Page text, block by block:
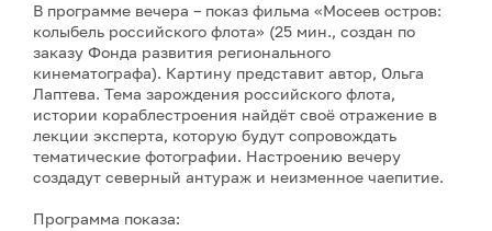
В программе вечера – показ фильма «Мосеев остров:
колыбель российского флота» (25 мин., создан по
заказу Фонда развития регионального
кинематографа). Картину представит автор, Ольга
Лаптева. Тема зарождения российского флота,
истории кораблестроения найдёт своё отражение в
лекции эксперта, которую будут сопровождать
тематические фотографии. Настроению вечеру
создадут северный антураж и неизменное чаепитие.
Программа показа: